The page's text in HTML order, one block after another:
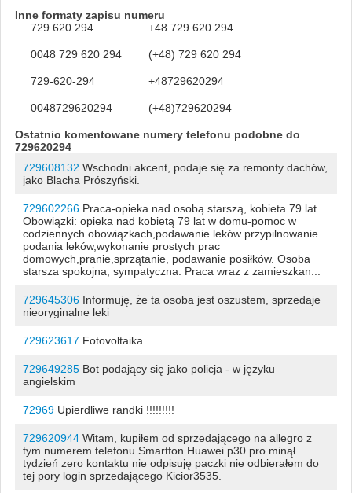
Inne formaty zapisu numeru
729 620 294
+48 729 620 294
0048 729 620 294 (+48) 729 620 294
729-620-294 +48729620294
0048729620294 (+48)729620294
Ostatnio komentowane numery telefonu podobne do
729620294
729608132 Wschodni akcent, podaje się za remonty dachów,
jako Blacha Prószyński.
729602266Praca-opieka nad osobą starszą, kobieta 79 lat
Obowiązki: opieka nad kobietą 79 lat w domu-pomoc w
codziennych obowiązkach,podawanie leków przypilnowanie
podania leków,wykonanie prostych prac
domowych,pranie,sprzątanie, podawanie posiłków. Osoba
starsza spokojna, sympatyczna. Praca wraz z zamieszkan...
729645306Informuję, że ta osoba jest oszustem, sprzedaje
nieoryginalne leki
729623617 Fotovoltaika
729649285Bot podający się jako policja - w języku
angielskim
72969Upierdliwe randki !!!!!!!!!
729620944Witam, kupiłem od sprzedającego na allegro z
tym numerem telefonu Smartfon Huawei p30 pro minął
tydzień zero kontaktu nie odpisuję paczki nie odbierałem do
tej pory login sprzedającego Kicior3535.